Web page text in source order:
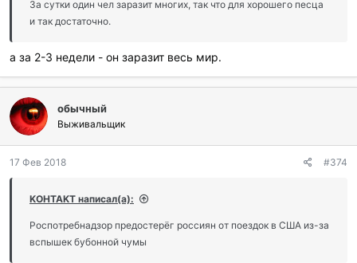
За сутки один чел заразит многих, так что для хорошего песца
и так достаточно.
а за 2-3 недели - он заразит весь мир.
обычный
Выживальщик
17 Фев 2018 #374
KOHTAKT написал(а):
Роспотребнадзор предостерёг россиян от поездок в США из-за
вспышек бубонной чумы